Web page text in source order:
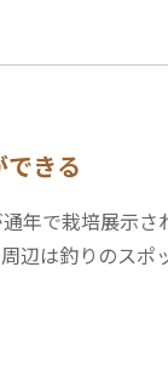
きる
年で栽培展示
辺は釣りのスポ